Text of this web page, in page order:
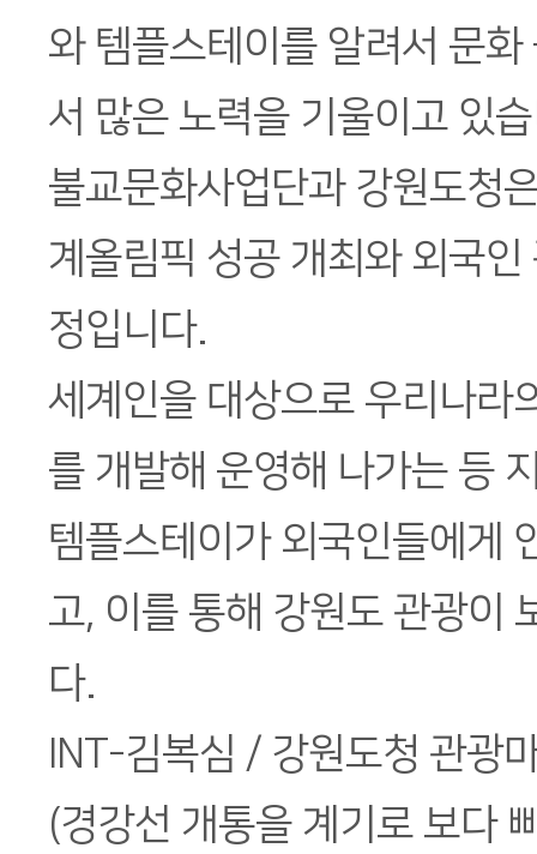
와 템플스테이를 알려서 문
서 많은 노력을 기울이고 있
불교문화사업단과 강원도청
계올림픽 성공 개최와 외국
정입니다.
세계인을 대상으로 우리나라
를 개발해 운영해 나가는 등
템플스테이가 외국인들에게
고, 이를 통해 강원도 관광이
다.
INT-김복심 / 강원도청 관광
(경강선 개통을 계기로 보다